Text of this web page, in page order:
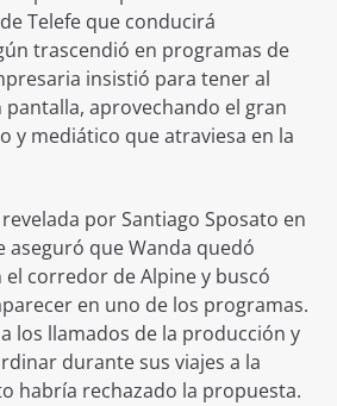
Telefe que conducirá
trascendió en programas de
insistió para tener al
aprovechando el gran
y mediático que atraviesa en la
por Santiago Sposato en
aseguró que Wanda quedó
el corredor de Alpine y buscó
en uno de los programas.
los llamados de la producción y
durante sus viajes a la
habría rechazado la propuesta.